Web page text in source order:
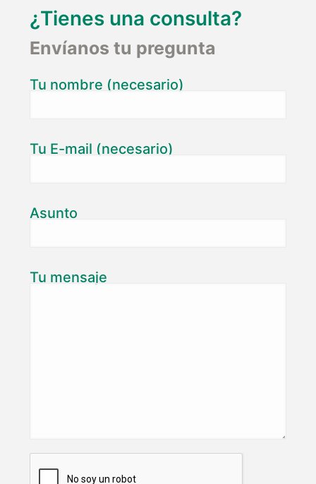
¿Tienes una consulta?
Envíanos tu pregunta
Tu nombre (necesario)
Tu E-mail (necesario)
Asunto
Tu mensaje